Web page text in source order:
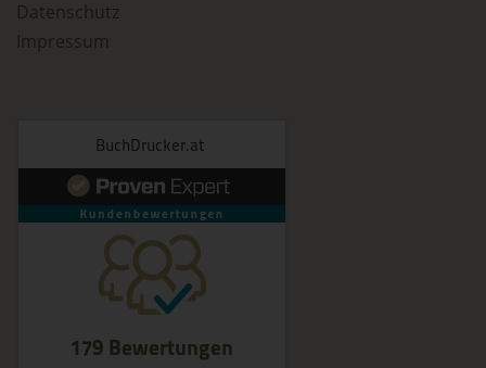
Datenschutz
Impressum
das Recht der Mitgliedstaaten vorgegeben, so kann der
Verantwortliche beziehungsweise können die bestimmten
Kriterien seiner Benennung nach dem Unionsrecht oder dem
Auftragsverarbeiter ist eine natürliche oder juristische
Person, Behörde, Einrichtung oder andere Stelle, die
personenbezogene Daten im Auftrag des Verantwortlichen
i) Empfänger
Empfänger ist eine natürliche oder juristische Person,
Behörde, Einrichtung oder andere Stelle, der